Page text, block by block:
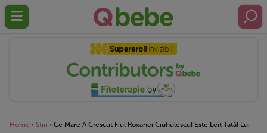
Home › Stiri › Ce Mare A Crescut Fiul Roxanei Ciuhulescu! Este Leit Tatăl Lui